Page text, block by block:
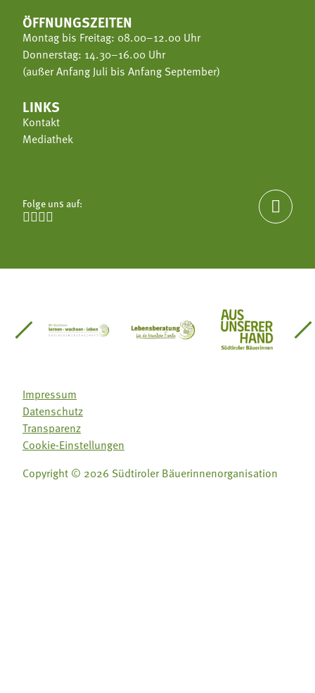
ÖFFNUNGSZEITEN
Montag bis Freitag: 08.00–12.00 Uhr
Donnerstag: 14.30–16.00 Uhr
(außer Anfang Juli bis Anfang September)
LINKS
Kontakt
Mediathek
Folge uns auf:


Südtirol
Gärtnervereinigung
Sozialgenossenschaft Mit Bäuerinnen lernen -
Lebensberatung für dieAus unserer
Impressum
Datenschutz
Transparenz
Cookie-Einstellungen
Copyright © 2026 Südtiroler Bäuerinnenorganisation